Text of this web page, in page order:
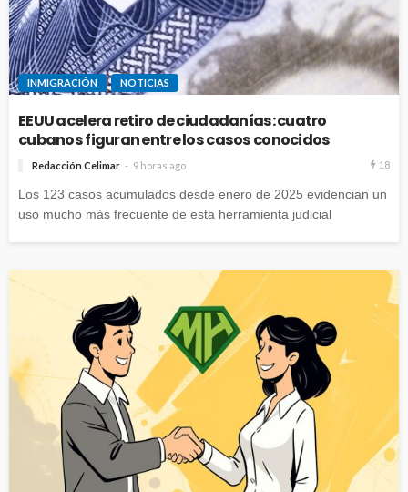
INMIGRACIÓN NOTICIAS
EEUU acelera retiro de ciudadanías: cuatro
cubanos figuran entre los casos conocidos
Redacción Celimar 9 horas ago 18
Los 123 casos acumulados desde enero de 2025 evidencian un
uso mucho más frecuente de esta herramienta judicial